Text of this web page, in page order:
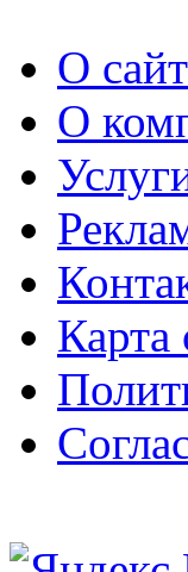
О
О
Карта